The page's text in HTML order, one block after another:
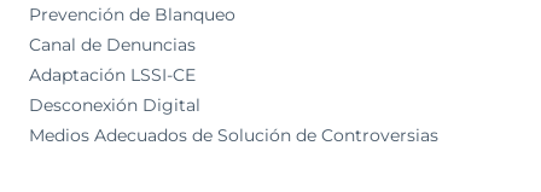
Prevención de Blanqueo
Canal de Denuncias
Adaptación LSSI-CE
Desconexión Digital
Medios Adecuados de Solución de Controversias